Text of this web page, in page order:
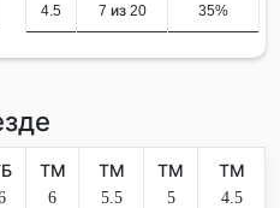
4.5 7 из 20 35%
ТМ
6
ТМ
5.5
ТМ
5
ТМ
4.5